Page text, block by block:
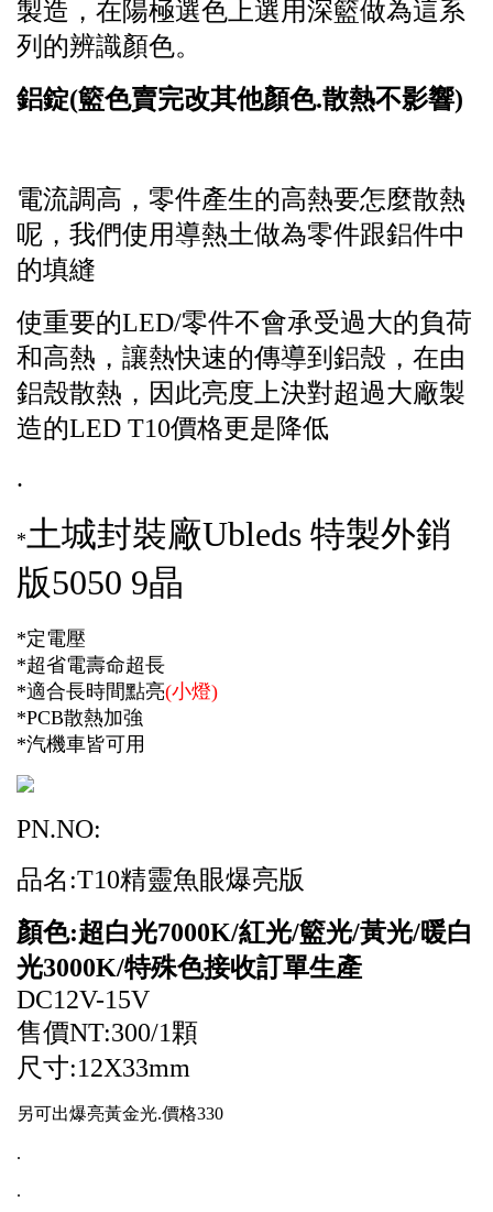
製造，在陽極選色上選用深籃做為這系
列的辨識顏色。
鋁錠(籃色賣完改其他顏色.散熱不影響)
電流調高，零件產生的高熱要怎麼散熱
呢，我們使用導熱土做為零件跟鋁件中
的填縫
使重要的LED/零件不會承受過大的負荷
和高熱，讓熱快速的傳導到鋁殼，在由
鋁殼散熱，因此亮度上決對超過大廠製
造的LED T10價格更是降低
.
* 土城封裝廠Ubleds 特製外銷
版5050 9晶
*定電壓
*超省電壽命超長
*適合長時間點亮(小燈)
*PCB散熱加強
*汽機車皆可用
PN.NO:
品名:T10精靈魚眼爆亮版
顏色:超白光7000K/紅光/籃光/黃光/暖白
光3000K/特殊色接收訂單生產
DC12V-15V
售價NT:300/1顆
尺寸:12X33mm
另可出爆亮黃金光.價格330
.
.